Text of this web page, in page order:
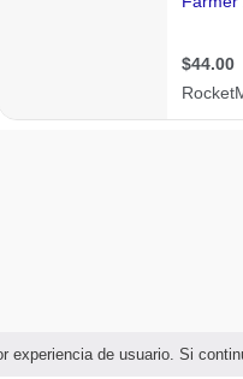
de usuario. Si